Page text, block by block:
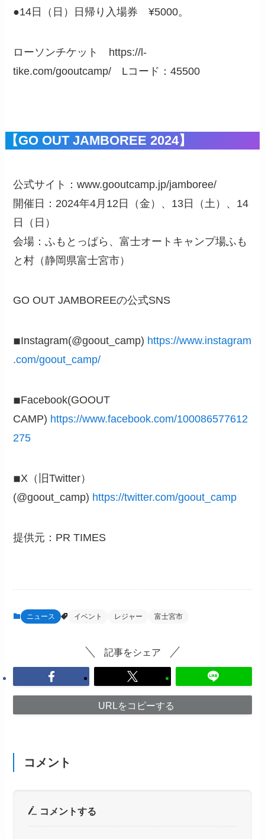
●14日（日）日帰り入場券 ¥5000。
ローソンチケット https://l-
tike.com/gooutcamp/ Lコード：45500
【GO OUT JAMBOREE 2024】
公式サイト：www.gooutcamp.jp/jamboree/
開催日：2024年4月12日（金）、13日（土）、14
日（日）
会場：ふもとっぱら、富士オートキャンプ場ふも
と村（静岡県富士宮市）
GO OUT JAMBOREEの公式SNS
◾︎Instagram(@goout_camp) https://www.instagram
.com/goout_camp/
◾︎Facebook(GOOUT
CAMP) https://www.facebook.com/100086577612
275
◾︎X（旧Twitter）
(@goout_camp) https://twitter.com/goout_camp
提供元： PR TIMES
ニュース イベント レジャー 富士宮市
記事をシェア
URLをコピーする
コメント
コメントする